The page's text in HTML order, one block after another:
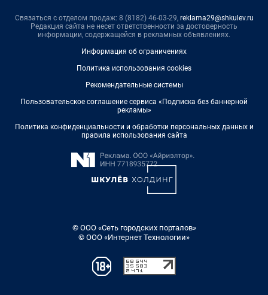
Связаться с отделом продаж: 8 (8182) 46-03-29, reklama29@shkulev.ru
Редакция сайта не несет ответственности за достоверность
информации, содержащейся в рекламных объявлениях.
Информация об ограничениях
Политика использования cookies
Рекомендательные системы
Пользовательское соглашение сервиса «Подписка без баннерной
рекламы»
Политика конфиденциальности и обработки персональных данных и
правила использования сайта
© ООО «Сеть городских порталов»
© ООО «Интернет Технологии»